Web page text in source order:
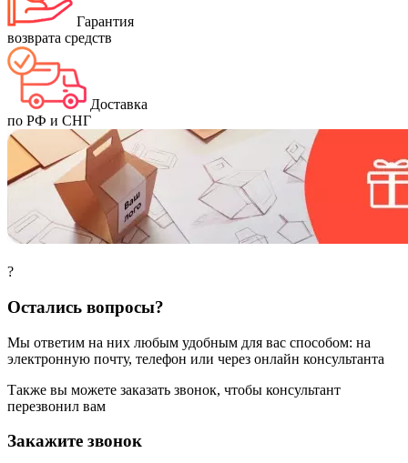
Гарантия
возврата средств
Доставка
по РФ и СНГ
?
Остались вопросы?
Мы ответим на них любым удобным для вас способом: на
электронную почту, телефон или через онлайн консультанта
Также вы можете заказать звонок, чтобы консультант
перезвонил вам
Закажите звонок